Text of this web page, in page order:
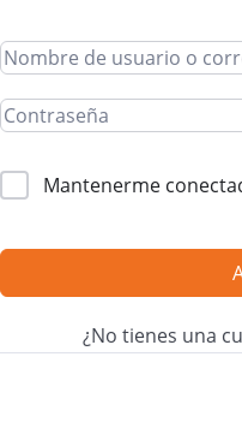
Mantenerme
¿No tienes una